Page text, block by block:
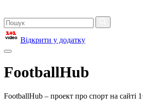
Відкрити у додатку
FootballHub
FootballHub – проект про спорт на сайті